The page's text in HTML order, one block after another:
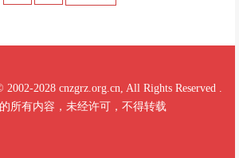
2028 cnzgrz.org.cn, All Rights Reserved .
所有内容，未经许可，不得转载